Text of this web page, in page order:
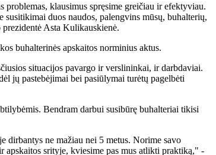
klausimus spręsime greičiau ir efektyviau.
duos naudos, palengvins mūsų, buhalterių,
Asta Kulikauskienė.
buhalterinės apskaitos norminius aktus.
situacijos pavargo ir verslininkai, ir darbdaviai.
jų pastebėjimai bei pasiūlymai turėtų pagelbėti
Bendram darbui susibūrę buhalteriai tikisi
ne mažiau nei 5 metus. Norime savo
apskaitos srityje, kviesime pas mus atlikti praktiką," -